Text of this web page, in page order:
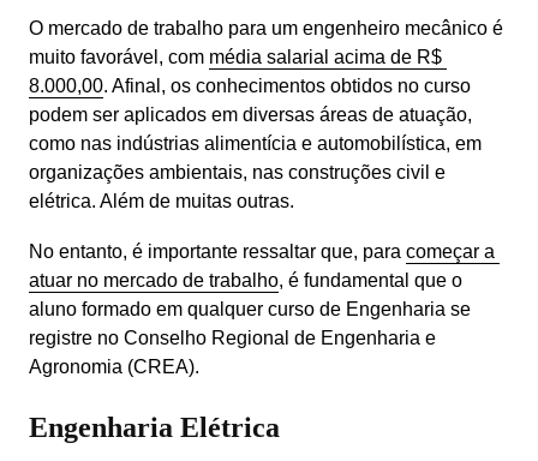
O mercado de trabalho para um engenheiro mecânico é
muito favorável, com média salarial acima de R$
8.000,00. Afinal, os conhecimentos obtidos no curso
podem ser aplicados em diversas áreas de atuação,
como nas indústrias alimentícia e automobilística, em
organizações ambientais, nas construções civil e
elétrica. Além de muitas outras.
No entanto, é importante ressaltar que, para começar a
atuar no mercado de trabalho, é fundamental que o
aluno formado em qualquer curso de Engenharia se
registre no Conselho Regional de Engenharia e
Agronomia (CREA).
Engenharia Elétrica